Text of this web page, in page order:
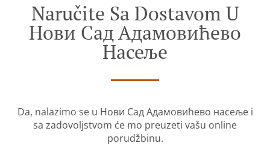
Naručite Sa Dostavom U
Нови Сад Адамовићево
Насеље
Da, nalazimo se u Нови Сад Адамовићево насеље i
sa zadovoljstvom će mo preuzeti vašu online
porudžbinu.